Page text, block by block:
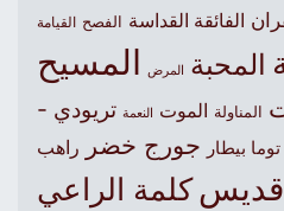
الفائقة القداسة الفصح القيامة
المحبة المرض المسيح
المناولة الموت النعمة تريودي -
بيطار جورج خضر راهب
كلمة الراعي